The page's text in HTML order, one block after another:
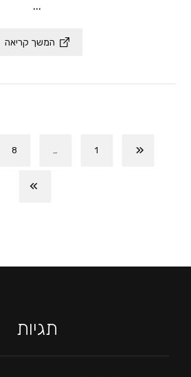
...
המשך קריאה
1
…
8
תגיות